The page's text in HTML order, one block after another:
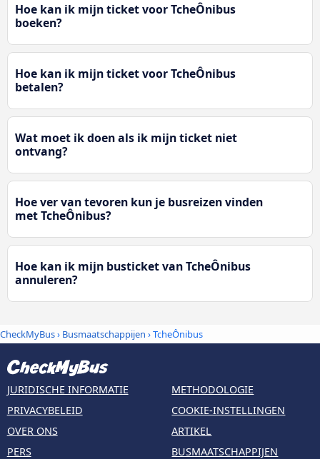
Hoe kan ik mijn ticket voor TcheÔnibus
boeken?
Hoe kan ik mijn ticket voor TcheÔnibus
betalen?
Wat moet ik doen als ik mijn ticket niet
ontvang?
Hoe ver van tevoren kun je busreizen vinden
met TcheÔnibus?
Hoe kan ik mijn busticket van TcheÔnibus
annuleren?
CheckMyBus› Busmaatschappijen › TcheÔnibus
JURIDISCHE INFORMATIE
PRIVACYBELEID
OVER ONS
PERS
METHODOLOGIE
COOKIE-INSTELLINGEN
ARTIKEL
BUSMAATSCHAPPIJEN